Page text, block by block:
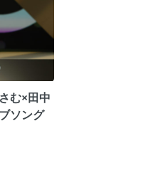
む×田中
ソング